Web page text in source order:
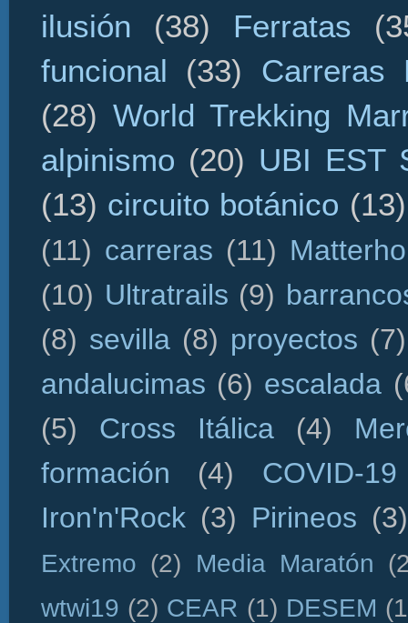
ilusión
(38) Ferratas
funcional
(33)
Carreras
(28) World Trekking
alpinismo (20) UBI EST
(13) circuito botánico (13)
(11) carreras (11)
(10) Ultratrails (9)
(8) sevilla (8) proyectos (7)
andalucimas (6) escalada
(5)
Cross Itálica (4)
formación
(4)
COVID-19
Iron'n'Rock (3) Pirineos (3)
Extremo (2) Media Maratón
wtwi19 (2) CEAR (1) DESEM